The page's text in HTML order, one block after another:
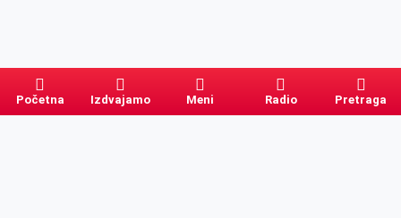
Početna Izdvajamo Meni Radio Pretraga